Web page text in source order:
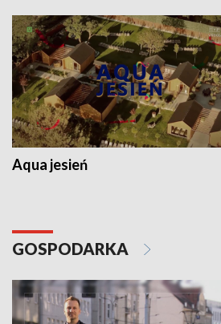
Aqua jesień
GOSPODARKA